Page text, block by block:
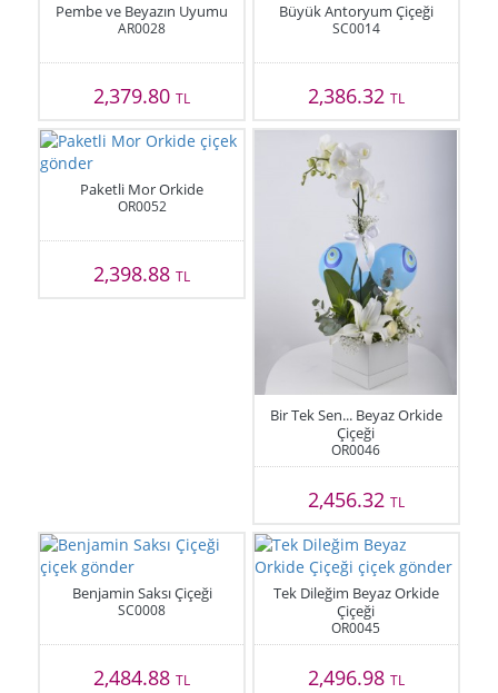
Pembe ve Beyazın Uyumu
AR0028
2,379.80TL
Büyük Antoryum Çiçeği
SC0014
2,386.32 TL
Paketli Mor Orkide
OR0052
2,398.88TL
Bir Tek Sen... Beyaz Orkide
Çiçeği
OR0046
2,456.32 TL
Benjamin Saksı Çiçeği
SC0008
2,484.88TL
Tek Dileğim Beyaz Orkide
Çiçeği
OR0045
2,496.98 TL